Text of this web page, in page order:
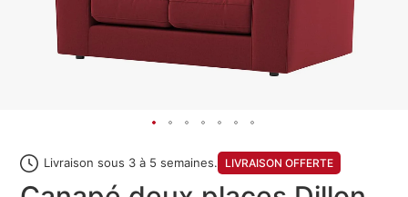
Livraison sous 3 à 5 semaines. LIVRAISON OFFERTE